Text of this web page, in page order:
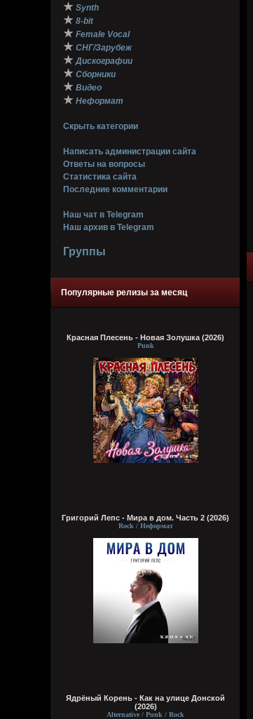
★ Synth
★ 8-bit
★ Female Vocal
★ СНГ/Зарубеж
★ Дискографии
★ Сборники
★ Видео
★ Неформат
Скрыть категории
Написать администрации сайта
Ответы на вопросы
Статистика сайта
Последние комментарии
Наш чат в Telegram
Наш архив в Telegram
Группы
Популярные релизы за месяц
Красная Плесень - Новая Золушка (2026)
Punk
Григорий Лепс - Мира в дом. Часть 2 (2026)
Rock / Неформат
Ядрёный Корень - Как на улице Донской
(2026)
Alternative / Punk / Rock